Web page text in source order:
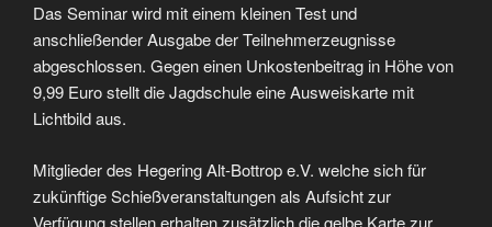
Das Seminar wird mit einem kleinen Test und
anschließender Ausgabe der Teilnehmerzeugnisse
abgeschlossen. Gegen einen Unkostenbeitrag in Höhe von
9,99 Euro stellt die Jagdschule eine Ausweiskarte mit
Lichtbild aus.
Mitglieder des Hegering Alt-Bottrop e.V. welche sich für
zukünftige Schießveranstaltungen als Aufsicht zur
Verfügung stellen erhalten zusätzlich die gelbe Karte zur